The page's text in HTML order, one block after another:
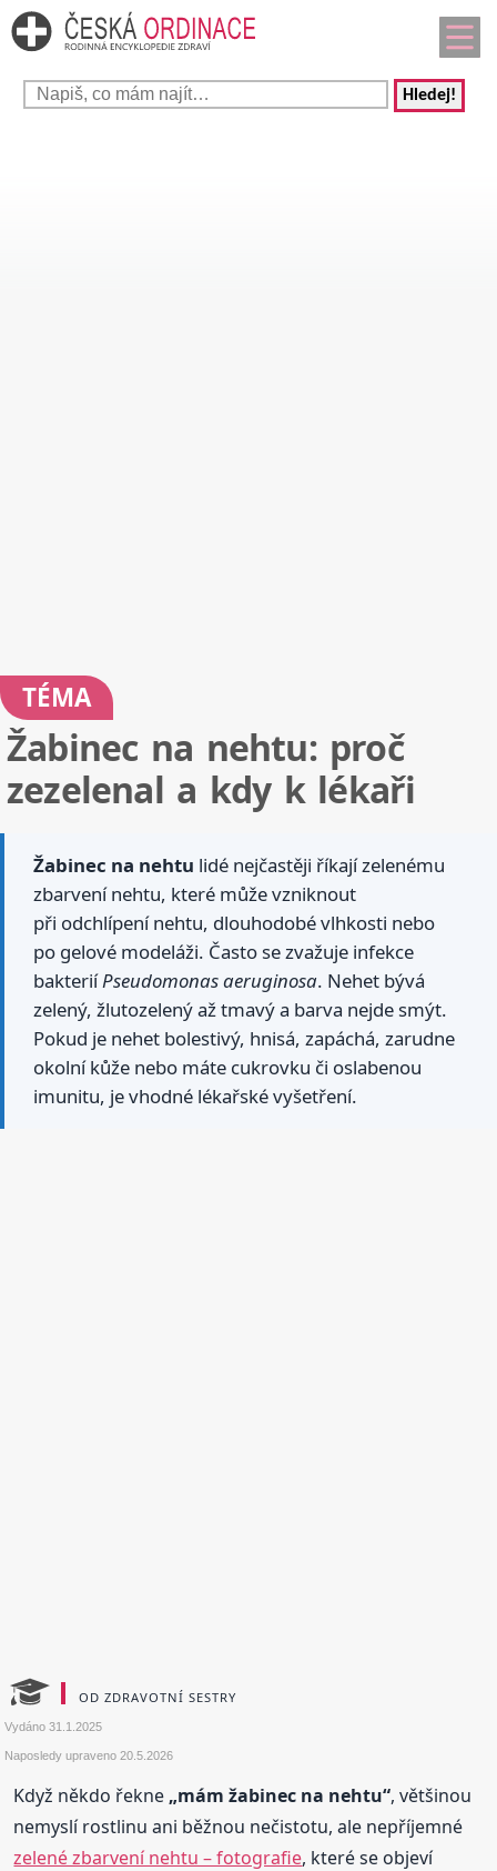
Hledej!
TÉMA
Žabinec na nehtu: proč
zezelenal a kdy k lékaři
Žabinec na nehtu lidé nejčastěji říkají zelenému
zbarvení nehtu, které může vzniknout
při odchlípení nehtu, dlouhodobé vlhkosti nebo
po gelové modeláži. Často se zvažuje infekce
bakteriíPseudomonas aeruginosa. Nehet bývá
zelený, žlutozelený až tmavý a barva nejde smýt.
Pokud je nehet bolestivý, hnisá, zapáchá, zarudne
okolní kůže nebo máte cukrovku či oslabenou
imunitu, je vhodné lékařské vyšetření.
OD ZDRAVOTNÍ SESTRY
Vydáno31.1.2025
Naposledy upraveno20.5.2026
Když někdo řekne „mám žabinec na nehtu“, většinou
nemyslí rostlinu ani běžnou nečistotu, ale nepříjemné
zelené zbarvení nehtu – fotografie, které se objeví